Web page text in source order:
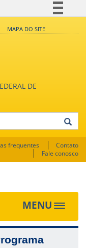
Legislação
MAPA DO SITE
DE
frequentes
Contato
Fale conosco
MENU
Toggle